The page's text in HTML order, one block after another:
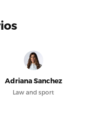
Adriana Sanchez
Law and sport